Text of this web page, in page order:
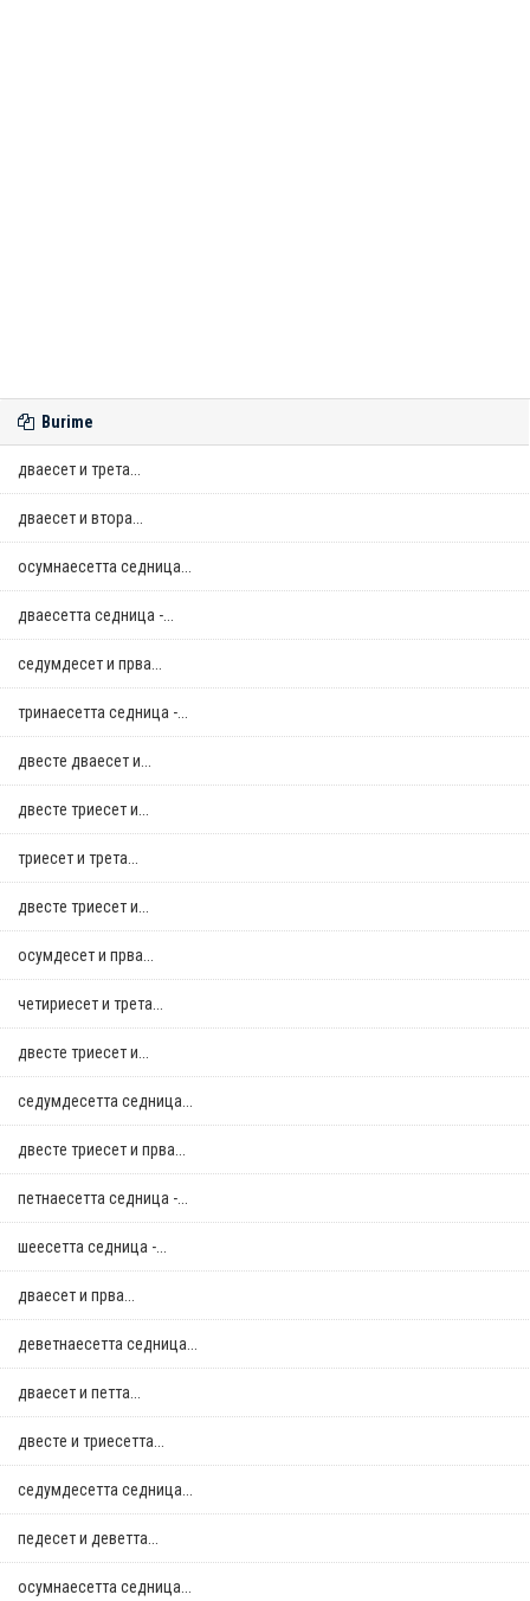
Burime
дваесет и трета...
дваесет и втора...
осумнaесетта седница...
дваесетта седница -...
седумдесет и прва...
тринаесетта седница -...
двестe дваесет и...
двестe триесет и...
триесет и трета...
двестe триесет и...
осумдесет и прва...
четириесет и трета...
двестe триесет и...
седумдесетта седница...
двестe триесет и прва...
петнаесетта седница -...
шеесетта седница -...
дваесет и прва...
деветнаесетта седница...
дваесет и петта...
двестe и триесетта...
седумдесетта седница...
педесет и деветта...
осумнaесетта седница...